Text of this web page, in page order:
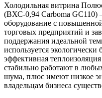
Холодильная витрина
(ВХС-0,94 Carboma GC110)
оборудование с
торговых предприятий и
поддержания идеальной
используется экологически
эффективная
стабильно работают в
шума, плюс имеют низкое
владельцам бизнеса